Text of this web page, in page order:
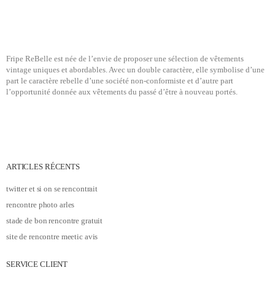
Fripe ReBelle est née de l’envie de proposer une sélection de vêtements
vintage uniques et abordables. Avec un double caractère, elle symbolise d’une
part le caractère rebelle d’une société non-conformiste et d’autre part
l’opportunité donnée aux vêtements du passé d’être à nouveau portés.
ARTICLES RÉCENTS
twitter et si on se rencontrait
rencontre photo arles
stade de bon rencontre gratuit
site de rencontre meetic avis
SERVICE CLIENT